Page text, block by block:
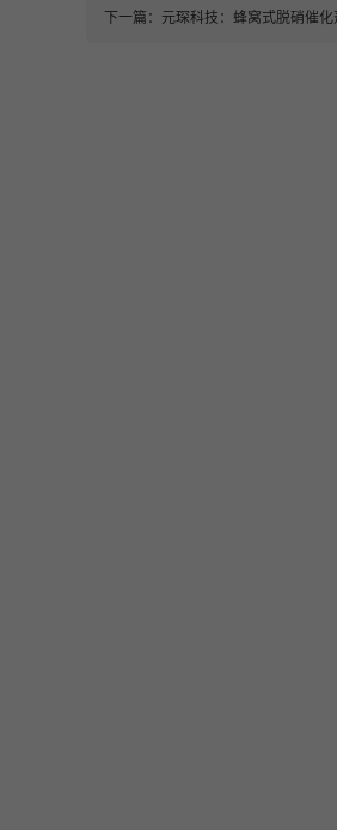
下一篇： 元琛科技：蜂窝式脱硝催化